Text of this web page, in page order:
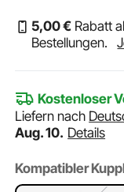
5,00€ Rabatt
Bestellungen.
Kostenloser
Liefern nach
Aug. 10. Details
Kompatibler